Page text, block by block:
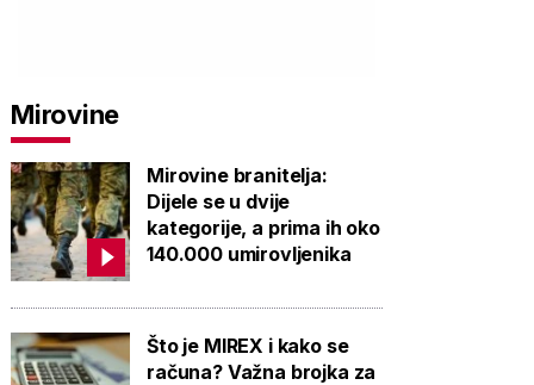
Mirovine
Mirovine branitelja:
Dijele se u dvije
kategorije, a prima ih oko
140.000 umirovljenika
Što je MIREX i kako se
računa? Važna brojka za